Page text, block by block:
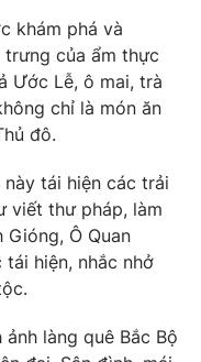
khám phá và
của ẩm thực
Ước Lễ, ô mai, trà
chỉ là món ăn
đô.
này tái hiện các trải
viết thư pháp, làm
Gióng, Ô Quan
hiện, nhắc nhở
ảnh làng quê Bắc Bộ